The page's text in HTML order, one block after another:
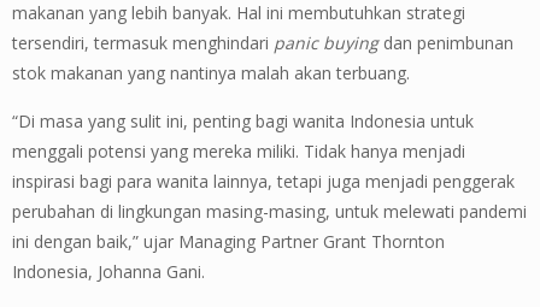
makanan yang lebih banyak. Hal ini membutuhkan strategi
tersendiri, termasuk menghindari panic buying dan penimbunan
stok makanan yang nantinya malah akan terbuang.
“Di masa yang sulit ini, penting bagi wanita Indonesia untuk
menggali potensi yang mereka miliki. Tidak hanya menjadi
inspirasi bagi para wanita lainnya, tetapi juga menjadi penggerak
perubahan di lingkungan masing-masing, untuk melewati pandemi
ini dengan baik,” ujar Managing Partner Grant Thornton
Indonesia, Johanna Gani.